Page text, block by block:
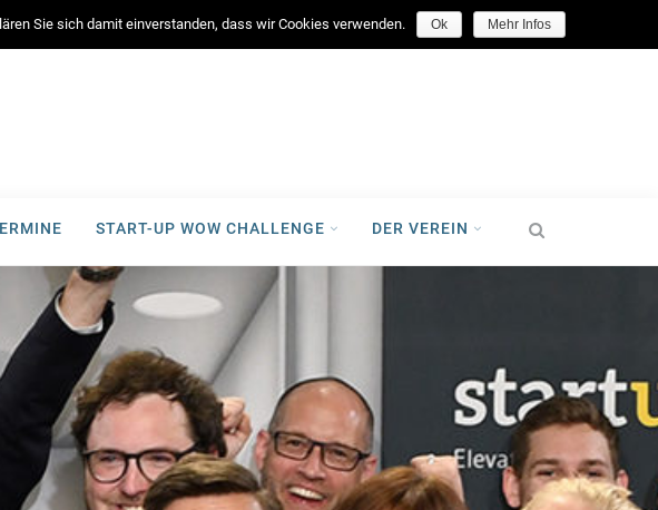
facebook
START-UP WOW CHALLENGE DER VEREIN
Sie sich damit einverstanden, dass wir Cookies verwenden. Ok Mehr Infos